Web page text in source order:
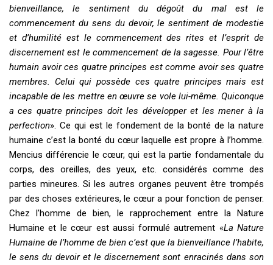
bienveillance, le sentiment du dégoût du mal est le
commencement du sens du devoir, le sentiment de modestie
et d’humilité est le commencement des rites et l’esprit de
discernement est le commencement de la sagesse. Pour l’être
humain avoir ces quatre principes est comme avoir ses quatre
membres. Celui qui possède ces quatre principes mais est
incapable de les mettre en œuvre se vole lui-même. Quiconque
a ces quatre principes doit les développer et les mener à la
perfection». Ce qui est le fondement de la bonté de la nature
humaine c’est la bonté du cœur laquelle est propre à l’homme.
Mencius différencie le cœur, qui est la partie fondamentale du
corps, des oreilles, des yeux, etc. considérés comme des
parties mineures. Si les autres organes peuvent être trompés
par des choses extérieures, le cœur a pour fonction de penser.
Chez l’homme de bien, le rapprochement entre la Nature
Humaine et le cœur est aussi formulé autrement «La Nature
Humaine de l’homme de bien c’est que la bienveillance l’habite,
le sens du devoir et le discernement sont enracinés dans son